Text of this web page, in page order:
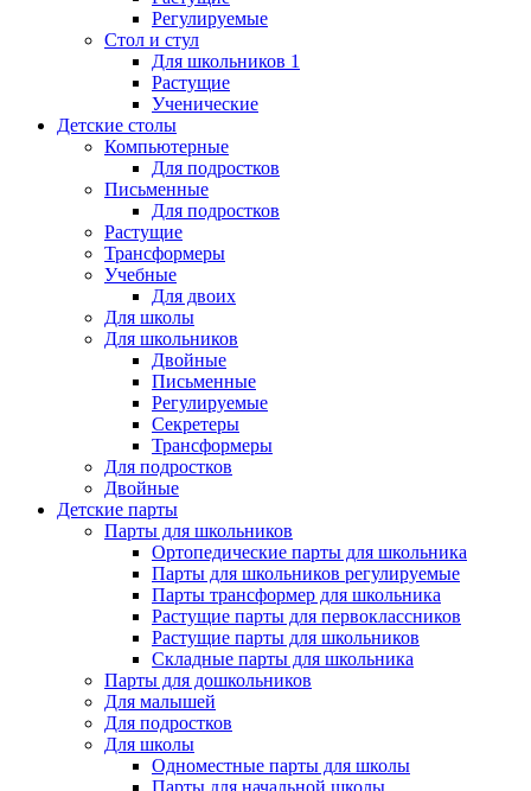
Регулируемые
Стол и стул
Для школьников 1
Растущие
Ученические
Детские столы
Компьютерные
Для подростков
Письменные
Для подростков
Растущие
Трансформеры
Учебные
Для двоих
Для школы
Для школьников
Двойные
Письменные
Регулируемые
Секретеры
Трансформеры
Для подростков
Двойные
Детские парты
Парты для школьников
Ортопедические парты для школьника
Парты для школьников регулируемые
Парты трансформер для школьника
Растущие парты для первоклассников
Растущие парты для школьников
Складные парты для школьника
Парты для дошкольников
Для малышей
Для подростков
Для школы
Одноместные парты для школы
Парты для начальной школы